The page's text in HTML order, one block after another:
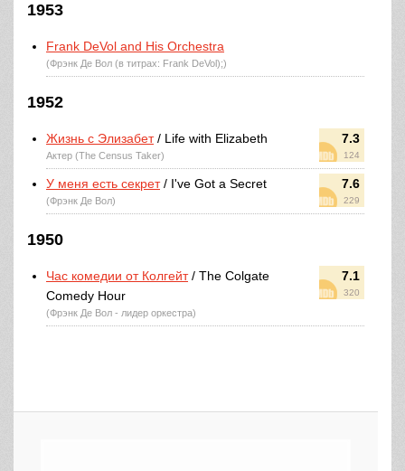
1953
Frank DeVol and His Orchestra
(Фрэнк Де Вол (в титрах: Frank DeVol);)
1952
7.3
124
Жизнь с Элизабет/ Life with Elizabeth
Актер (The Census Taker)
7.6
229
У меня есть секрет/ I've Got a Secret
(Фрэнк Де Вол)
1950
7.1
320
Час комедии от Колгейт/ The Colgate
Comedy Hour
(Фрэнк Де Вол - лидер оркестра)